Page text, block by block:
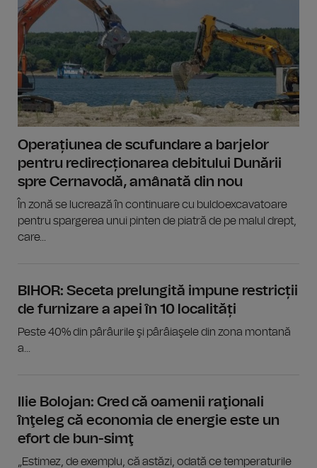
Operațiunea de scufundare a barjelor
pentru redirecționarea debitului Dunării
spre Cernavodă, amânată din nou
În zonă se lucrează în continuare cu buldoexcavatoare
pentru spargerea unui pinten de piatră de pe malul drept,
care...
BIHOR: Seceta prelungită impune restricții
de furnizare a apei în 10 localități
Peste 40% din pârâurile şi pârâiaşele din zona montană
a...
Ilie Bolojan: Cred că oamenii raţionali
înţeleg că economia de energie este un
efort de bun-simţ
„Estimez, de exemplu, că astăzi, odată ce temperaturile